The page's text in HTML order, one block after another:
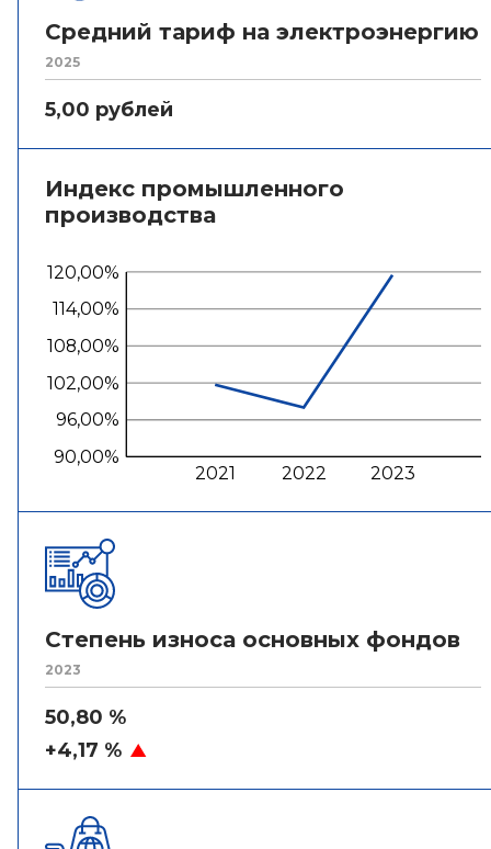
Средний тариф на электроэнергию
2025
5,00 рублей
Индекс промышленного
производства
2021 2022 2023
90,00%
96,00%
102,00%
108,00%
114,00%
120,00%
Степень износа основных фондов
2023
50,80 %
+4,17 %